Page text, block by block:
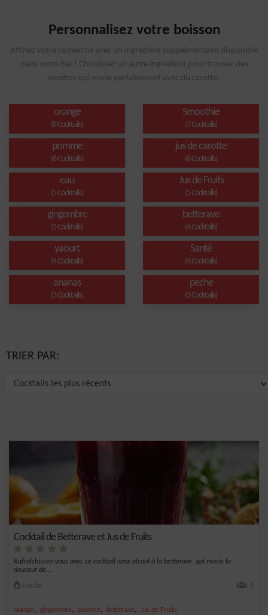
Personnalisez votre boisson
Affinez votre recherche avec un ingrédient supplémentaire disponible
dans votre Bar ! Choisissez un autre ingrédient pour trouver des
recettes qui marie parfaitement avec du carotte.
orange
(8 Cocktails)
Smoothie
(7 Cocktails)
pomme
(6 Cocktails)
jus de carotte
(6 Cocktails)
eau
(5 Cocktails)
Jus de Fruits
(5 Cocktails)
gingembre
(5 Cocktails)
betterave
(4 Cocktails)
yaourt
(4 Cocktails)
Santé
(4 Cocktails)
ananas
(3 Cocktails)
peche
(3 Cocktails)
TRIER PAR:
Cocktail de Betterave et Jus de Fruits
Rafraîchissez-vous avec ce cocktail sans alcool à la betterave, qui marie la
douceur de...
Facile 1
orange, gingembre, pomme, betterave, Jus de Fruits